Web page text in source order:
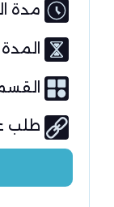
مدة الدورة: 5
المدة
طلب